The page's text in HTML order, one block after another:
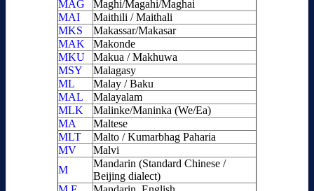
MAG
Maghi/Magahi/Maghai
MAI
Maithili / Maithali
MKS
Makassar/Makasar
MAK
Makonde
MKU
Makua / Makhuwa
MSY
Malagasy
ML
Malay / Baku
MAL
Malayalam
MLK
Malinke/Maninka (We/Ea)
MA
Maltese
MLT
Malto / Kumarbhag Paharia
MV
Malvi
M
Mandarin (Standard Chinese /
Beijing dialect)